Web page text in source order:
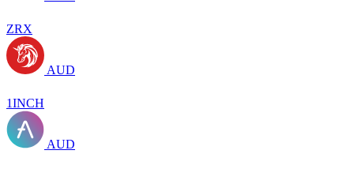
ZRX
AUD
1INCH
AUD